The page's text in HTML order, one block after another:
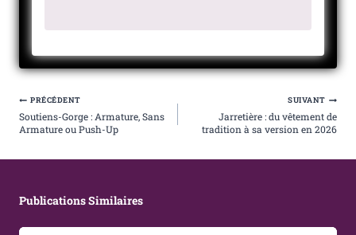
Navigation
De
L’article
PRÉCÉDENT
Soutiens-Gorge : Armature, Sans
Armature ou Push-Up
SUIVANT
Jarretière : du vêtement de
tradition à sa version en 2026
Publications Similaires